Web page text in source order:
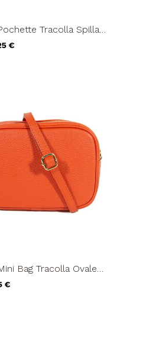
Tracolla Spilla
€
Bag Tracolla Ovale
€